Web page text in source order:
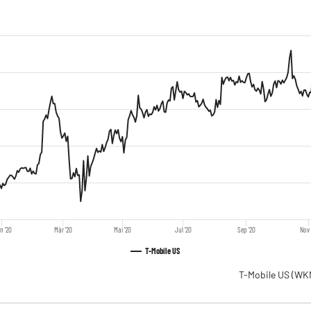
T-Mobile US
'20 Mär '20 Mai '20 Jul '20 Sep '20 Nov
T-Mobile US